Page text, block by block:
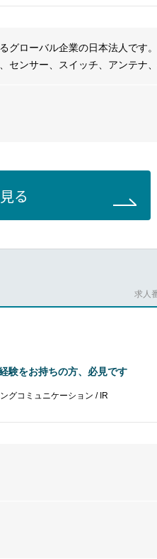
グローバル企業の日本法人です
ンサー、スイッチ、アンテナ、
成するための重要な役割を担いま
communications to regional
writing, GM Profile, talking
る
求人
験をお持ちの方、必見です
グコミュニケーション / IR